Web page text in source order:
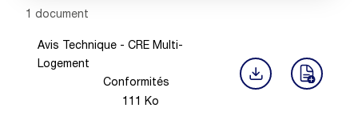
Showing 1 -
1 document
Avis Technique - CRE Multi-
Logement
Conformités
111 Ko